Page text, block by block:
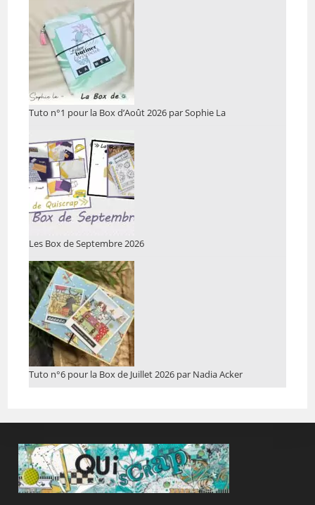
Tuto n°1 pour la Box d’Août 2026 par Sophie La
Les Box de Septembre 2026
Tuto n°6 pour la Box de Juillet 2026 par Nadia Acker